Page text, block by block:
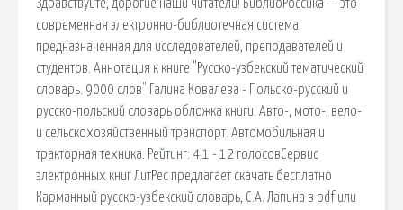
Здравствуйте, дорогие наши читатели! БиблиоРоссика — это
современная электронно-библиотечная система,
предназначенная для исследователей, преподавателей и
студентов. Аннотация к книге "Русско-узбекский тематический
словарь. 9000 слов" Галина Ковалева - Польско-русский и
русско-польский словарь обложка книги. Авто-, мото-, вело-
и сельскохозяйственный транспорт. Автомобильная и
тракторная техника. Рейтинг: 4,1 - 12 голосовСервис
электронных книг ЛитРес предлагает скачать бесплатно
Карманный русско-узбекский словарь, С.А. Лапина в pdf или